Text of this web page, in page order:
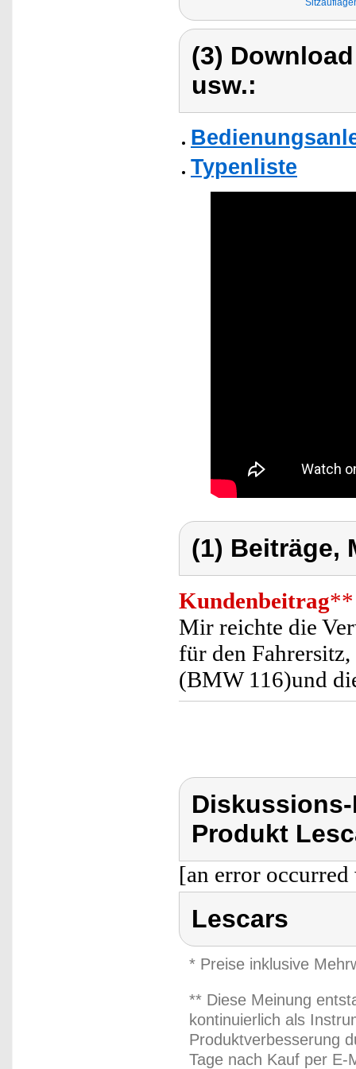
(3)
usw.:
Typenliste
(1) Beiträge,
Kundenbeitrag**
Mir reichte die
für den
(BMW 116)und
Produkt
[an error
Lescars
* Preise inklusive
** Diese Meinung
kontinuierlich als
Produktverbesserung
Tage nach Kauf per E-